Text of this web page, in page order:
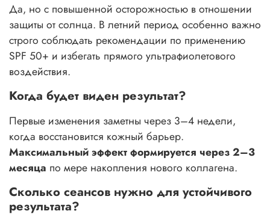
Да, но с повышенной осторожностью в отношении
защиты от солнца. В летний период особенно важно
строго соблюдать рекомендации по применению
SPF 50+ и избегать прямого ультрафиолетового
воздействия.
Когда будет виден результат?
Первые изменения заметны через 3–4 недели,
когда восстановится кожный барьер.
Максимальный эффект формируется через 2–3
месяца по мере накопления нового коллагена.
Сколько сеансов нужно для устойчивого
результата?